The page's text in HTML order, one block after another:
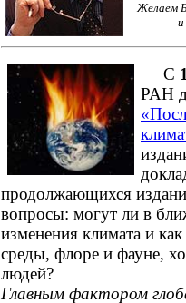
Желаем
и
С
РАН
продолжающихся
вопросы: могут ли в
изменения климата и
среды, флоре и фауне,
людей?
Главным фактором